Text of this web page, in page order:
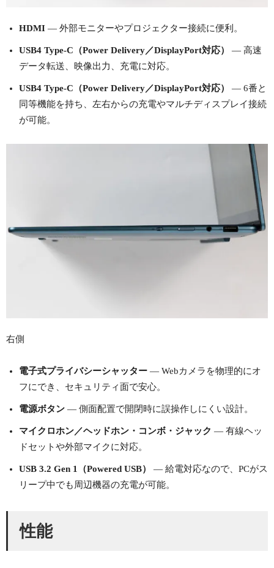
HDMI — 外部モニターやプロジェクター接続に便利。
USB4 Type-C（Power Delivery／DisplayPort対応）
— 高速
データ転送、映像出力、充電に対応。
USB4 Type-C（Power Delivery／DisplayPort対応）
— 6番と
同等機能を持ち、左右からの充電やマルチディスプレイ接続
が可能。
右側
電子式プライバシーシャッター — Webカメラを物理的にオ
フにでき、セキュリティ面で安心。
電源ボタン — 側面配置で開閉時に誤操作しにくい設計。
マイクロホン／ヘッドホン・コンボ・ジャック — 有線ヘッ
ドセットや外部マイクに対応。
USB 3.2 Gen 1（Powered USB）
— 給電対応なので、PCがス
リープ中でも周辺機器の充電が可能。
性能